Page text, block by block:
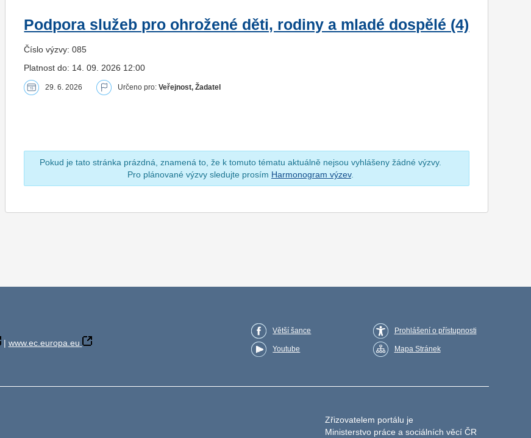
Podpora služeb pro ohrožené děti, rodiny a mladé dospělé (4)
Číslo výzvy: 085
Platnost do: 14. 09. 2026 12:00
29. 6. 2026 Určeno pro:Veřejnost, Žadatel
Pokud je tato stránka prázdná, znamená to, že k tomuto tématu aktuálně nejsou vyhlášeny žádné výzvy.
Pro plánované výzvy sledujte prosím Harmonogram výzev.
| www.ec.europa.eu
Větší šance
Youtube
Prohlášení o přístupnosti
Mapa Stránek
Zřizovatelem portálu je
Ministerstvo práce a sociálních věcí ČR